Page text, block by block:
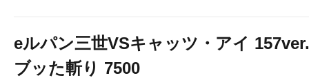
eルパン三世VSキャッツ・アイ
ブッた斬り 7500